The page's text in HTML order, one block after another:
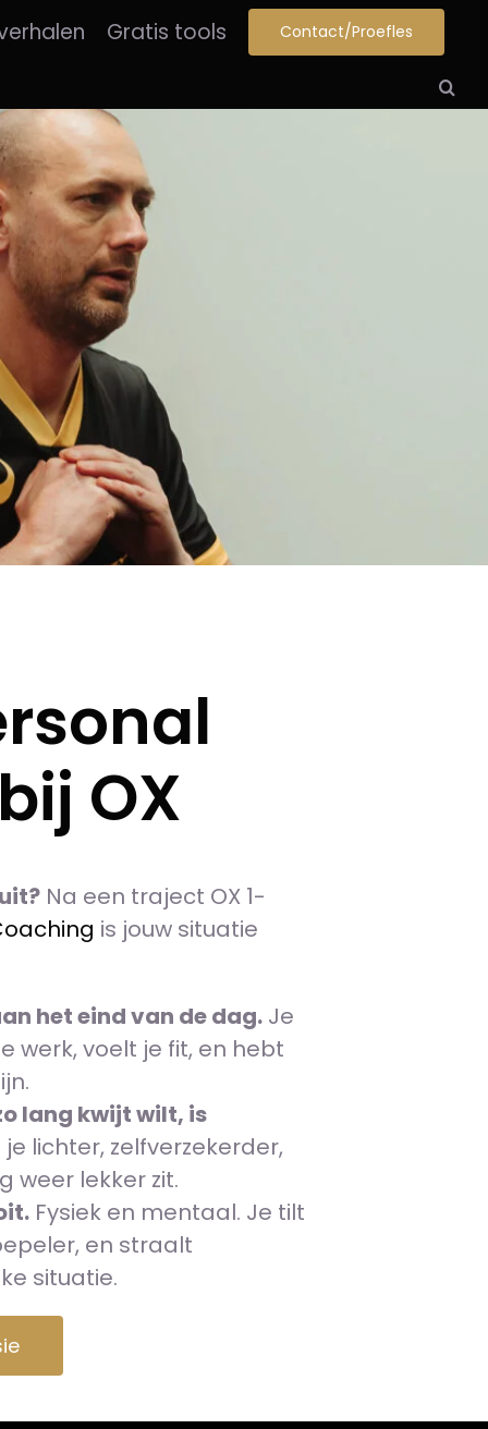
Gratis tools Contact/Proefles
OX
Na een traject OX 1-
is jouw situatie
het eind van de dag.Je
werk, voelt je fit, en hebt
lang kwijt wilt, is
lichter, zelfverzekerder,
weer lekker zit.
Fysiek en mentaal. Je tilt
en straalt
situatie.